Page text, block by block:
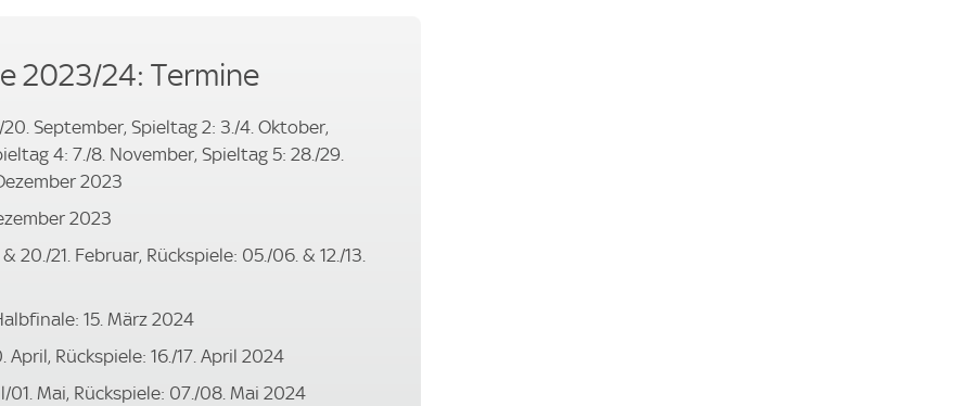
2023/24: Termine
September, Spieltag 2: 3./4. Oktober,
4: 7./8. November, Spieltag 5: 28./29.
2023
2023
20./21. Februar, Rückspiele: 05./06. & 12./13.
15. März 2024
Rückspiele: 16./17. April 2024
Mai, Rückspiele: 07./08. Mai 2024